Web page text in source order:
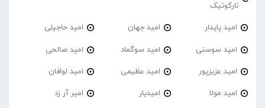
نارکوتیک
امید پایدار امید جهان امید حاجیلی
امید سوسنی امید سوگماد امید صالحی
امید عزیزپور امید عظیمی امید لوافان
امید مولا امیدیار امیر آر زد